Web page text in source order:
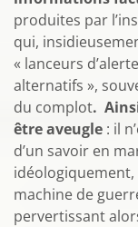
produites par
qui,
« lanceurs
alternatifs »,
du complot.
être aveugle : il
d’un savoir en
idéologiquement,
machine de
pervertissant